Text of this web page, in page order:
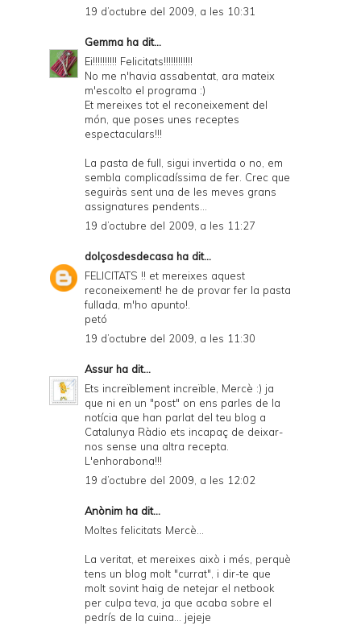
19 d’octubre del 2009, a les 10:31
Gemma ha dit...
Ei!!!!!!!!!! Felicitats!!!!!!!!!!!!
No me n'havia assabentat, ara mateix
m'escolto el programa :)
Et mereixes tot el reconeixement del
món, que poses unes receptes
espectaculars!!!
La pasta de full, sigui invertida o no, em
sembla complicadíssima de fer. Crec que
seguiràs sent una de les meves grans
assignatures pendents...
19 d’octubre del 2009, a les 11:27
dolçosdesdecasa ha dit...
FELICITATS !! et mereixes aquest
reconeixement! he de provar fer la pasta
fullada, m'ho apunto!.
petó
19 d’octubre del 2009, a les 11:30
Assur ha dit...
Ets increïblement increïble, Mercè :) ja
que ni en un "post" on ens parles de la
notícia que han parlat del teu blog a
Catalunya Ràdio ets incapaç de deixar-
nos sense una altra recepta.
L'enhorabona!!!
19 d’octubre del 2009, a les 12:02
Anònim ha dit...
Moltes felicitats Mercè...
La veritat, et mereixes això i més, perquè
tens un blog molt "currat", i dir-te que
molt sovint haig de netejar el netbook
per culpa teva, ja que acaba sobre el
pedrís de la cuina... jejeje